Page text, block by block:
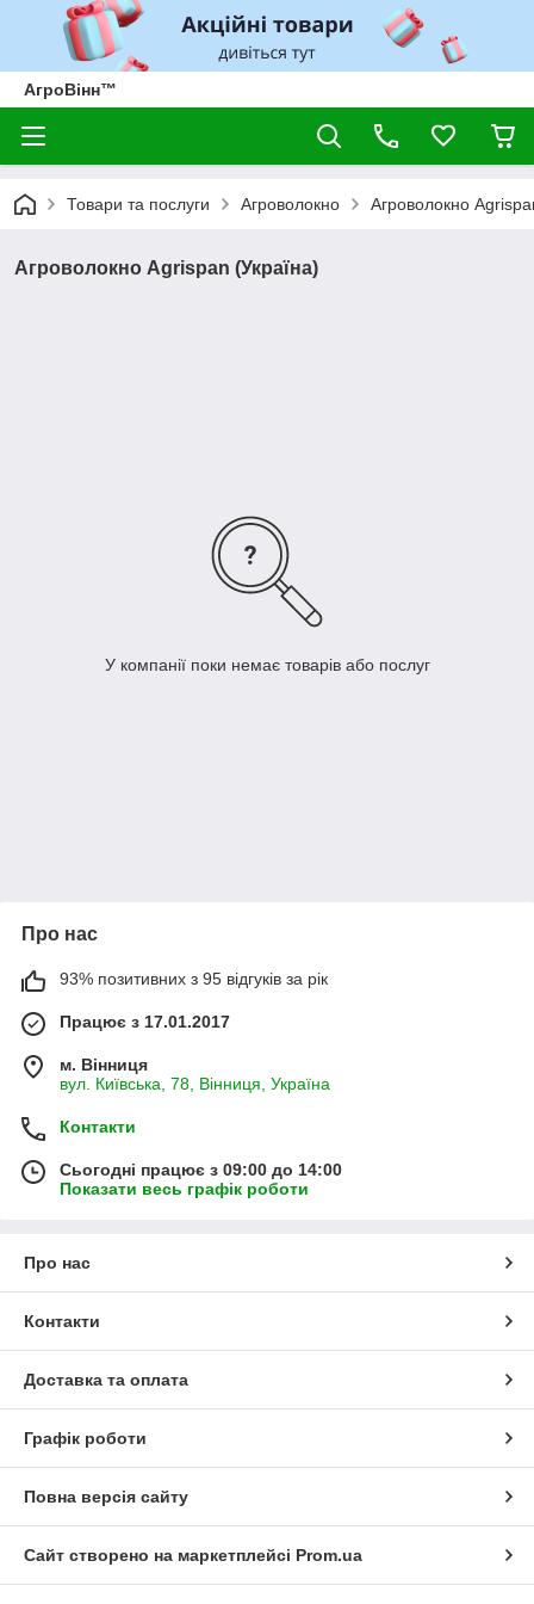
АгроВінн™
Товари та послуги Агроволокно Агроволокно
Агроволокно Agrispan (Україна)
У компанії поки немає товарів або послуг
Про нас
93% позитивних з 95 відгуків за рік
Працює з 17.01.2017
м. Вінниця
вул. Київська, 78, Вінниця, Україна
Контакти
Сьогодні працює з 09:00 до 14:00
Показати весь графік роботи
Про нас
Контакти
Доставка та оплата
Графік роботи
Повна версія сайту
Сайт створено на маркетплейсі Prom.ua